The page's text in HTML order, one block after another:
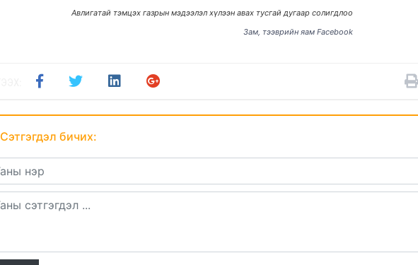
Авлигатай тэмцэх газрын мэдээлэл хүлээн авах тусгай дугаар солигдлоо
Зам, тээврийн яам Facebook
Сэтгэгдэл бичих: